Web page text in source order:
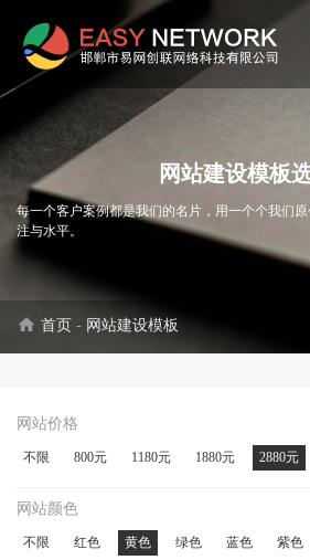
网站建设模板
每一个客户案例都是我们的名片，用一个个我们
注与水平。
home 首页 - 网站建设模板
网站价格
不限 800元 1180元 1880元 2880元
网站颜色
不限 红色 黄色 绿色 蓝色 紫色